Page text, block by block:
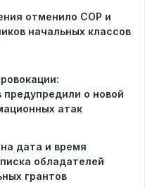
отменило СОР и
начальных классов
предупредили о новой
атак
дата и время
обладателей
грантов